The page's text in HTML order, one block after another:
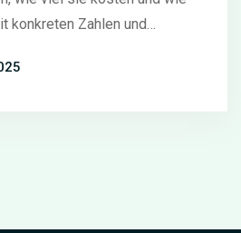
konkreten Zahlen und